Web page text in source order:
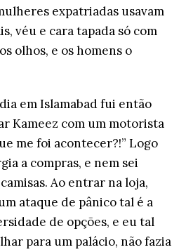
expatriadas usavam
véu e cara tapada só com
olhos, e os homens o
em Islamabad fui então
Kameez com um motorista
me foi acontecer?!” Logo
a compras, e nem sei
Ao entrar na loja,
ataque de pânico tal é a
de opções, e eu tal
para um palácio, não fazia